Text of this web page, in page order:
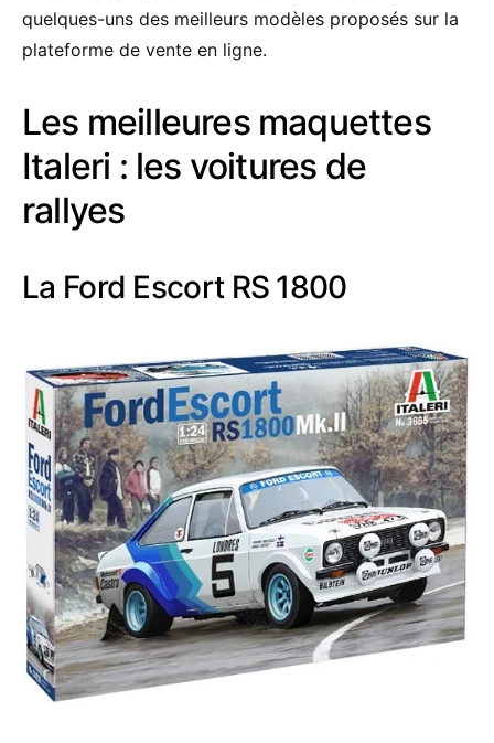
quelques-uns des meilleurs modèles proposés sur la
plateforme de vente en ligne.
Les meilleures maquettes
Italeri : les voitures de
rallyes
La Ford Escort RS 1800